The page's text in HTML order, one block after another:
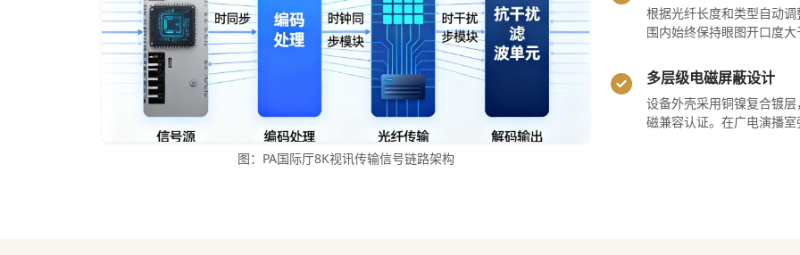
图：PA国际厅8K视讯传输信号链路架构
根据光纤长度和类型自动
围内始终保持眼图开口度大
多层级电磁屏蔽设计
设备外壳采用铜镍复合镀
磁兼容认证。在广电演播室